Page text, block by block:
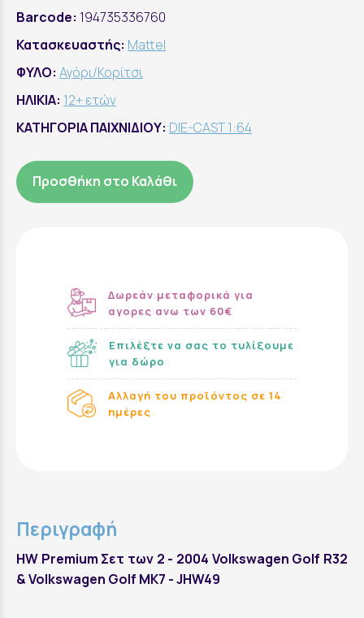
Barcode: 194735336760
Κατασκευαστής: Mattel
ΦΥΛΟ: Αγόρι/Κορίτσι
ΗΛΙΚΙΑ: 12+ ετών
ΚΑΤΗΓΟΡΙΑ ΠΑΙΧΝΙΔΙΟΥ: DIE-CAST 1:64
Προσθήκη στο Καλάθι
Δωρεάν μεταφορικά για
αγορες ανω των 60€
Επιλέξτε να σας το τυλίξουμε
για δώρο
Αλλαγή του προϊόντος σε 14
ημέρες
Περιγραφή
HW Premium Σετ των 2 - 2004 Volkswagen Golf R32
& Volkswagen Golf MK7 - JHW49